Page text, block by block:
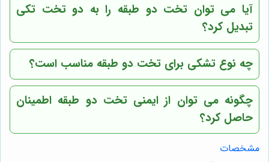
آیا می توان تخت دو طبقه را به دو تخت تکی
تبدیل کرد؟
چه نوع تشکی برای تخت دو طبقه مناسب است؟
چگونه می توان از ایمنی تخت دو طبقه اطمینان
حاصل کرد؟
مشخصات